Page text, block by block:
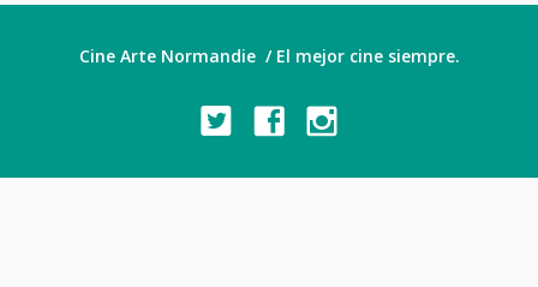
Cine Arte Normandie / El mejor cine siempre.